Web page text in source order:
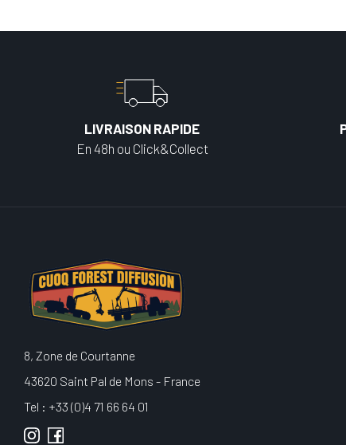
LIVRAISON RAPIDE
En 48h ou Click&Collect
8, Zone de Courtanne
43620 Saint Pal de Mons - France
Tel : +33 (0)4 71 66 64 01